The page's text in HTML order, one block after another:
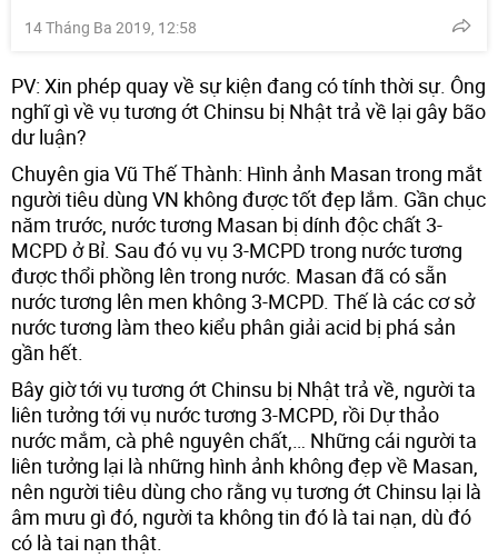
14 Tháng Ba 2019, 12:58
PV: Xin phép quay về sự kiện đang có tính thời sự. Ông
nghĩ gì về vụ tương ớt Chinsu bị Nhật trả về lại gây bão
dư luận?
Chuyên gia Vũ Thế Thành: Hình ảnh Masan trong mắt
người tiêu dùng VN không được tốt đẹp lắm. Gần chục
năm trước, nước tương Masan bị dính độc chất 3-
MCPD ở Bỉ. Sau đó vụ vụ 3-MCPD trong nước tương
được thổi phồng lên trong nước. Masan đã có sẵn
nước tương lên men không 3-MCPD. Thế là các cơ sở
nước tương làm theo kiểu phân giải acid bị phá sản
gần hết.
Bây giờ tới vụ tương ớt Chinsu bị Nhật trả về, người ta
liên tưởng tới vụ nước tương 3-MCPD, rồi Dự thảo
nước mắm, cà phê nguyên chất,… Những cái người ta
liên tưởng lại là những hình ảnh không đẹp về Masan,
nên người tiêu dùng cho rằng vụ tương ớt Chinsu lại là
âm mưu gì đó, người ta không tin đó là tai nạn, dù đó
có là tai nạn thật.